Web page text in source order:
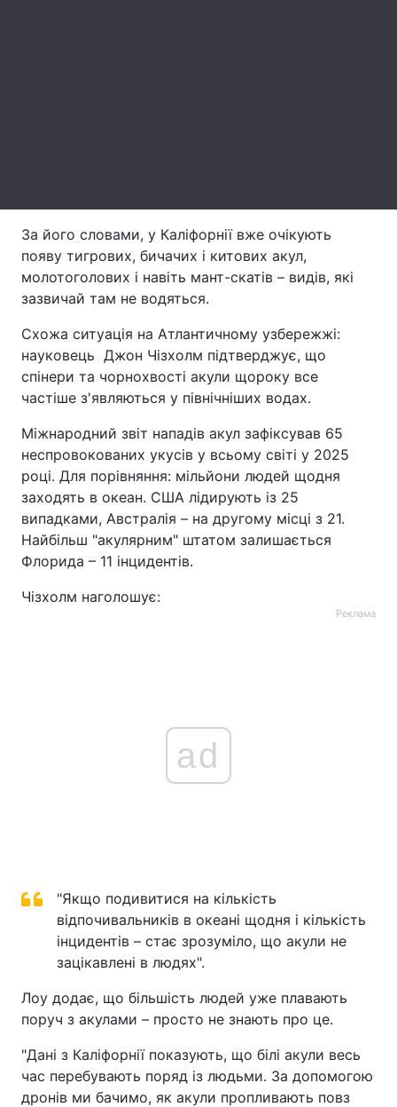
Тема оформлення
За його словами, у Каліфорнії вже очікують
появу тигрових, бичачих і китових акул,
молотоголових і навіть мант-скатів – видів, які
зазвичай там не водяться.
Схожа ситуація на Атлантичному узбережжі:
науковець Джон Чізхолм підтверджує, що
спінери та чорнохвості акули щороку все
частіше з'являються у північніших водах.
Міжнародний звіт нападів акул зафіксував 65
неспровокованих укусів у всьому світі у 2025
році. Для порівняння: мільйони людей щодня
заходять в океан. США лідирують із 25
випадками, Австралія – на другому місці з 21.
Найбільш "акулярним" штатом залишається
Флорида – 11 інцидентів.
Чізхолм наголошує:
Реклама
ad
"Якщо подивитися на кількість
відпочивальників в океані щодня і кількість
інцидентів – стає зрозуміло, що акули не
зацікавлені в людях".
Лоу додає, що більшість людей уже плавають
поруч з акулами – просто не знають про це.
"Дані з Каліфорнії показують, що білі акули весь
час перебувають поряд із людьми. За допомогою
дронів ми бачимо, як акули пропливають повз